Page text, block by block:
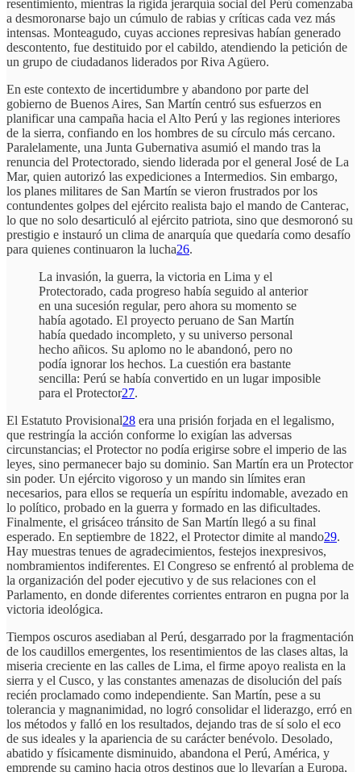
resentimiento, mientras la rígida jerarquía social del Perú comenzaba
a desmoronarse bajo un cúmulo de rabias y críticas cada vez más
intensas. Monteagudo, cuyas acciones represivas habían generado
descontento, fue destituido por el cabildo, atendiendo la petición de
un grupo de ciudadanos liderados por Riva Agüero.
En este contexto de incertidumbre y abandono por parte del
gobierno de Buenos Aires, San Martín centró sus esfuerzos en
planificar una campaña hacia el Alto Perú y las regiones interiores
de la sierra, confiando en los hombres de su círculo más cercano.
Paralelamente, una Junta Gubernativa asumió el mando tras la
renuncia del Protectorado, siendo liderada por el general José de La
Mar, quien autorizó las expediciones a Intermedios. Sin embargo,
los planes militares de San Martín se vieron frustrados por los
contundentes golpes del ejército realista bajo el mando de Canterac,
lo que no solo desarticuló al ejército patriota, sino que desmoronó su
prestigio e instauró un clima de anarquía que quedaría como desafío
para quienes continuaron la lucha26.
La invasión, la guerra, la victoria en Lima y el
Protectorado, cada progreso había seguido al anterior
en una sucesión regular, pero ahora su momento se
había agotado. El proyecto peruano de San Martín
había quedado incompleto, y su universo personal
hecho añicos. Su aplomo no le abandonó, pero no
podía ignorar los hechos. La cuestión era bastante
sencilla: Perú se había convertido en un lugar imposible
para el Protector27.
El Estatuto Provisional28 era una prisión forjada en el legalismo,
que restringía la acción conforme lo exigían las adversas
circunstancias; el Protector no podía erigirse sobre el imperio de las
leyes, sino permanecer bajo su dominio. San Martín era un Protector
sin poder. Un ejército vigoroso y un mando sin límites eran
necesarios, para ellos se requería un espíritu indomable, avezado en
lo político, probado en la guerra y formado en las dificultades.
Finalmente, el grisáceo tránsito de San Martín llegó a su final
esperado. En septiembre de 1822, el Protector dimite al mando29.
Hay muestras tenues de agradecimientos, festejos inexpresivos,
nombramientos indiferentes. El Congreso se enfrentó al problema de
la organización del poder ejecutivo y de sus relaciones con el
Parlamento, en donde diferentes corrientes entraron en pugna por la
victoria ideológica.
Tiempos oscuros asediaban al Perú, desgarrado por la fragmentación
de los caudillos emergentes, los resentimientos de las clases altas, la
miseria creciente en las calles de Lima, el firme apoyo realista en la
sierra y el Cusco, y las constantes amenazas de disolución del país
recién proclamado como independiente. San Martín, pese a su
tolerancia y magnanimidad, no logró consolidar el liderazgo, erró en
los métodos y falló en los resultados, dejando tras de sí solo el eco
de sus ideales y la apariencia de su carácter benévolo. Desolado,
abatido y físicamente disminuido, abandona el Perú, América, y
emprende su camino hacia otros destinos que lo llevarían a Europa,